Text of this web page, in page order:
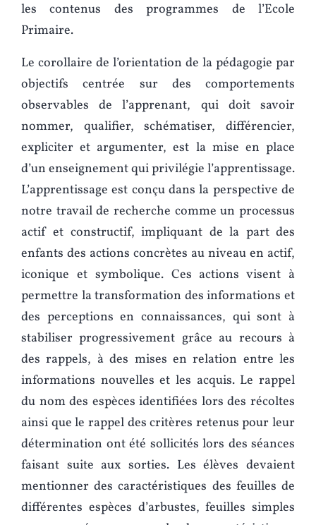
les contenus des programmes de l’Ecole
Primaire.
Le corollaire de l’orientation de la pédagogie par
objectifs centrée sur des comportements
observables de l’apprenant, qui doit savoir
nommer, qualifier, schématiser, différencier,
expliciter et argumenter, est la mise en place
d’un enseignement qui privilégie l’apprentissage.
L’apprentissage est conçu dans la perspective de
notre travail de recherche comme un processus
actif et constructif, impliquant de la part des
enfants des actions concrètes au niveau en actif,
iconique et symbolique. Ces actions visent à
permettre la transformation des informations et
des perceptions en connaissances, qui sont à
stabiliser progressivement grâce au recours à
des rappels, à des mises en relation entre les
informations nouvelles et les acquis. Le rappel
du nom des espèces identifiées lors des récoltes
ainsi que le rappel des critères retenus pour leur
détermination ont été sollicités lors des séances
faisant suite aux sorties. Les élèves devaient
mentionner des caractéristiques des feuilles de
différentes espèces d’arbustes, feuilles simples